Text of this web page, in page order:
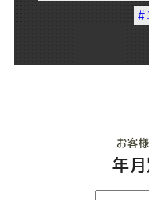
#
お客
年月